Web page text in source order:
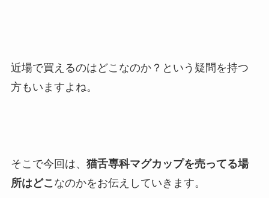
近場で買えるのはどこなのか？という疑問を持つ
方もいますよね。
そこで今回は、 猫舌専科マグカップを売ってる場
所はどこなのかをお伝えしていきます。